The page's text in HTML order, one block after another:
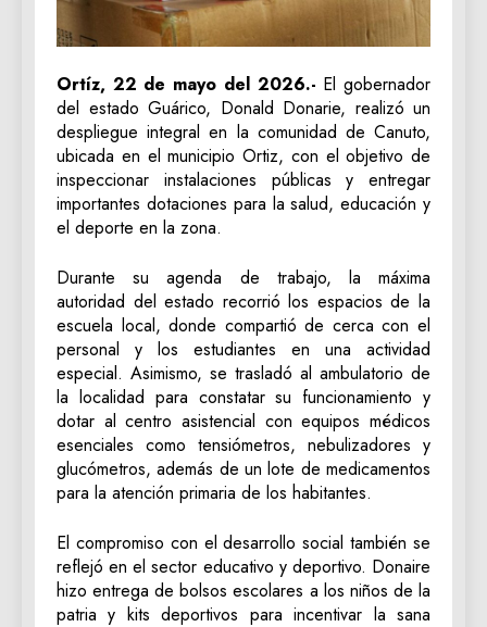
Ortíz, 22 de mayo del 2026.- El gobernador
del estado Guárico, Donald Donarie, realizó un
despliegue integral en la comunidad de Canuto,
ubicada en el municipio Ortiz, con el objetivo de
inspeccionar instalaciones públicas y entregar
importantes dotaciones para la salud, educación y
el deporte en la zona.
Durante su agenda de trabajo, la máxima
autoridad del estado recorrió los espacios de la
escuela local, donde compartió de cerca con el
personal y los estudiantes en una actividad
especial. Asimismo, se trasladó al ambulatorio de
la localidad para constatar su funcionamiento y
dotar al centro asistencial con equipos médicos
esenciales como tensiómetros, nebulizadores y
glucómetros, además de un lote de medicamentos
para la atención primaria de los habitantes.
El compromiso con el desarrollo social también se
reflejó en el sector educativo y deportivo. Donaire
hizo entrega de bolsos escolares a los niños de la
patria y kits deportivos para incentivar la sana